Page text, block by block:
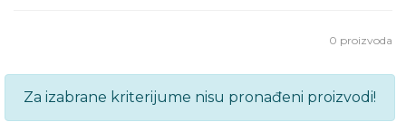
0 proizvoda
Za izabrane kriterijume nisu pronađeni proizvodi!